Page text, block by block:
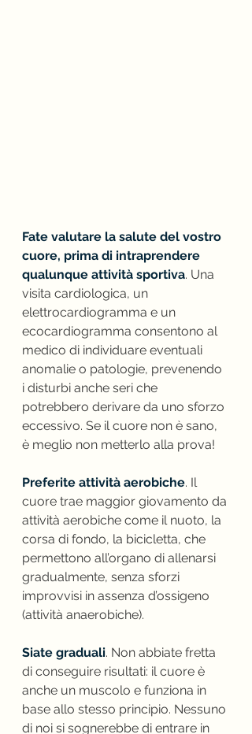
Fate valutare la salute del vostro
cuore, prima di intraprendere
qualunque attività sportiva. Una
visita cardiologica, un
elettrocardiogramma e un
ecocardiogramma consentono al
medico di individuare eventuali
anomalie o patologie, prevenendo
i disturbi anche seri che
potrebbero derivare da uno sforzo
eccessivo. Se il cuore non è sano,
è meglio non metterlo alla prova!
Preferite attività aerobiche. Il
cuore trae maggior giovamento da
attività aerobiche come il nuoto, la
corsa di fondo, la bicicletta, che
permettono all’organo di allenarsi
gradualmente, senza sforzi
improvvisi in assenza d’ossigeno
(attività anaerobiche).
Siate graduali. Non abbiate fretta
di conseguire risultati: il cuore è
anche un muscolo e funziona in
base allo stesso principio. Nessuno
di noi si sognerebbe di entrare in